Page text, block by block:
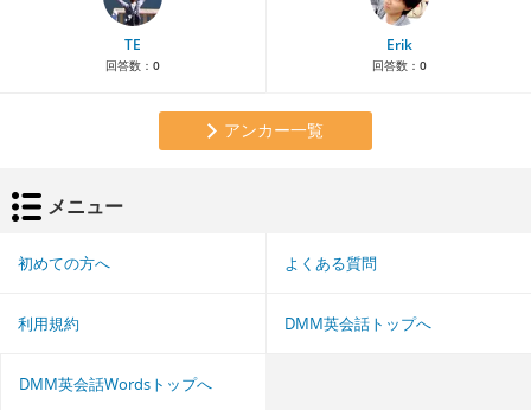
TE
回答数： 0
Erik
回答数： 0
アンカー一覧
メニュー
初めての方へ よくある質問
利用規約 DMM英会話トップへ
DMM英会話Wordsトップへ